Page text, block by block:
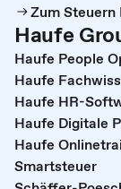
Zum
Haufe
Haufe People
Haufe
Haufe HR-
Haufe Digitale
Haufe
Smartsteuer